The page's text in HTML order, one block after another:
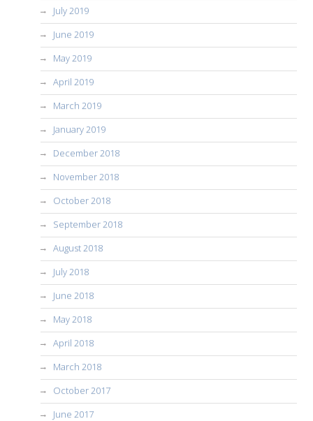
July 2019
June 2019
May 2019
April 2019
March 2019
January 2019
December 2018
November 2018
October 2018
September 2018
August 2018
July 2018
June 2018
May 2018
April 2018
March 2018
October 2017
June 2017